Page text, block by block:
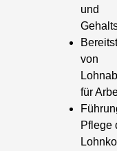
und
von
für
Pflege